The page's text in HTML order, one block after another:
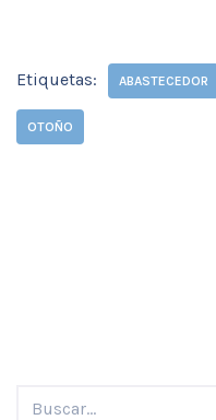
Etiquetas: ABASTECEDOR
OTOÑO